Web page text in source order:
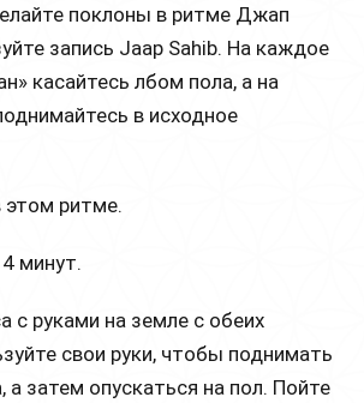
поклоны в ритме Джап
запись Jaap Sahib. На каждое
касайтесь лбом пола, а на
в исходное
ритме.
минут.
с руками на земле с обеих
свои руки, чтобы поднимать
а затем опускаться на пол. Пойте